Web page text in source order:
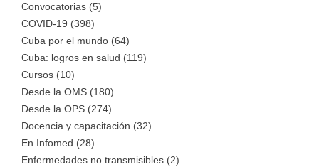
Convocatorias (5)
COVID-19 (398)
Cuba por el mundo (64)
Cuba: logros en salud (119)
Cursos (10)
Desde la OMS (180)
Desde la OPS (274)
Docencia y capacitación (32)
En Infomed (28)
Enfermedades no transmisibles (2)